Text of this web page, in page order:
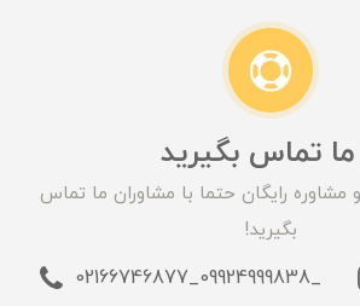
ما تماس بگیرید
رایگان حتما با مشاوران ما تماس
بگیرید!
_09924999838_02166746877